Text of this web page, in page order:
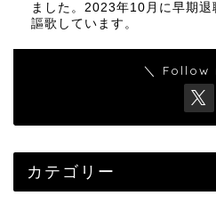
ました。2023年10月に早期
謳歌しています。
＼ Follow
カテゴリー